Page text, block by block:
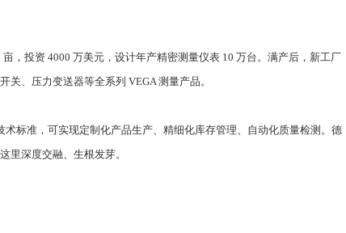
投资 4000 万美元，设计年产精密测量仪表 10 万台。满产后，新工厂
、压力变送器等全系列 VEGA 测量产品。
准，可实现定制化产品生产、精细化库存管理、自动化质量检测。德
里深度交融、生根发芽。